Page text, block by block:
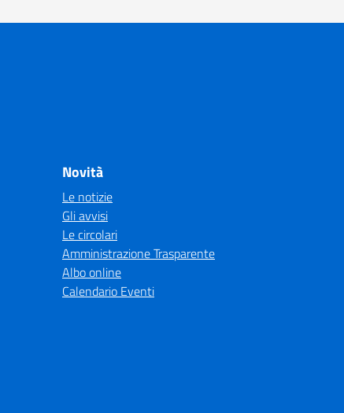
Novità
Le notizie
Gli avvisi
Le circolari
Amministrazione Trasparente
Albo online
Calendario Eventi